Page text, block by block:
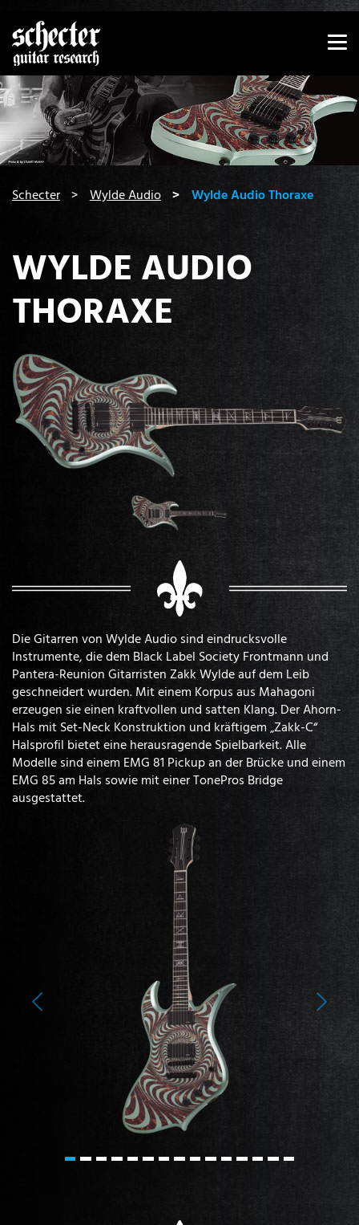
Zeige besser passende Version dieser Seite
Diese Meldung nicht mehr anzeigen
Schecter Wylde Audio Wylde Audio Thoraxe
WYLDE AUDIO
THORAXE
Die Gitarren von Wylde Audio sind eindrucksvolle
Instrumente, die dem Black Label Society Frontmann und
Pantera-Reunion Gitarristen Zakk Wylde auf dem Leib
geschneidert wurden. Mit einem Korpus aus Mahagoni
erzeugen sie einen kraftvollen und satten Klang. Der Ahorn-
Hals mit Set-Neck Konstruktion und kräftigem „Zakk-C“
Halsprofil bietet eine herausragende Spielbarkeit. Alle
Modelle sind einem EMG 81 Pickup an der Brücke und einem
EMG 85 am Hals sowie mit einer TonePros Bridge
ausgestattet.
Previous Next